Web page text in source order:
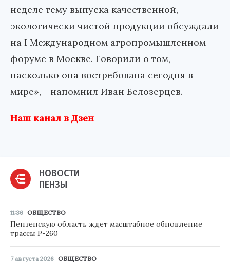
неделе тему выпуска качественной,
экологически чистой продукции обсуждали
на I Международном агропромышленном
форуме в Москве. Говорили о том,
насколько она востребована сегодня в
мире», - напомнил Иван Белозерцев.
Наш канал в Дзен
НОВОСТИ
ПЕНЗЫ
11:36 ОБЩЕСТВО
Пензенскую область ждет масштабное обновление
трассы Р-260
7 августа 2026 ОБЩЕСТВО